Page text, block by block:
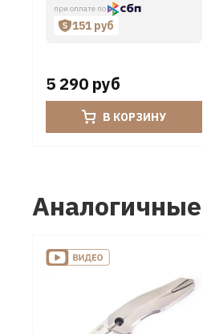
при оплате по
151 руб
5 290 руб
В КОРЗИНУ